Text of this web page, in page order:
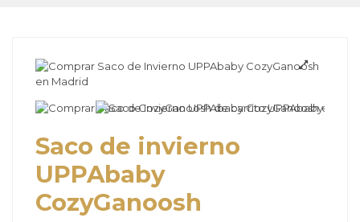
Saco de invierno
UPPAbaby
CozyGanoosh